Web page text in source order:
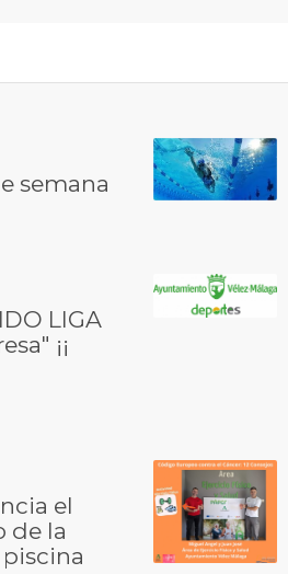
semana
LIGA
¡¡
el
de la